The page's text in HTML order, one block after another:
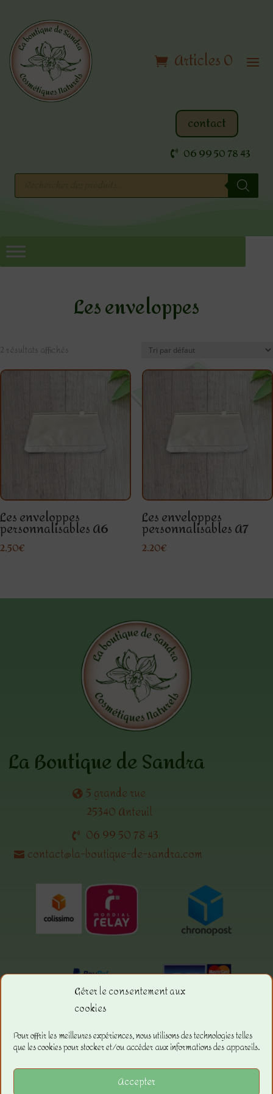
Gérer le consentement aux
cookies
Pour offrir les meilleures expériences, nous utilisons des technologies telles
que les cookies pour stocker et/ou accéder aux informations des appareils.
Accepter
Articles 0
contact
06 99 50 78 43
Recherche
produits
Les enveloppes
2 résultats affichés
Les enveloppes
personnalisables A6
2.50€
Les enveloppes
personnalisables A7
2.20€
La Boutique de Sandra
5 grande rue
25340 Anteuil
06 99 50 78 43
contact@la-boutique-de-sandra.com
Menu.
La boutique
Les Conditions Générales de ventes